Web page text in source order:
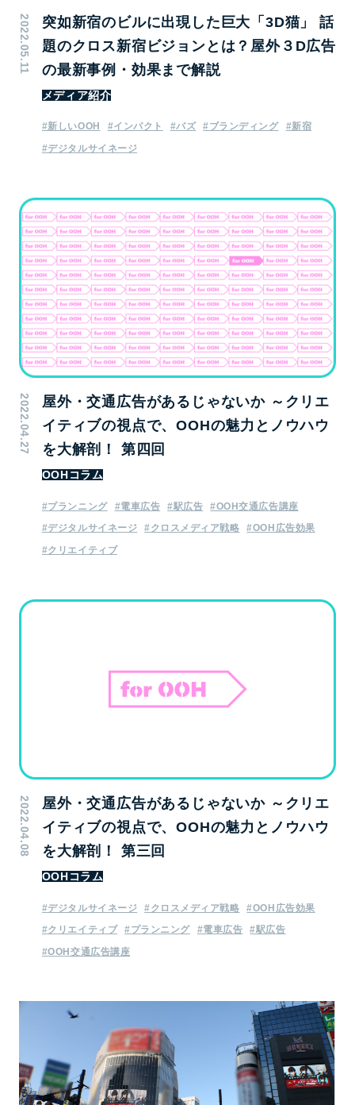
2022.05.11
突如新宿のビルに出現した巨大「3D猫」 話
題のクロス新宿ビジョンとは？屋外３D広告
の最新事例・効果まで解説
メディア紹介
#新しいOOH #インパクト #バズ #ブランディング
#新宿
#デジタルサイネージ
2022.04.27
屋外・交通広告があるじゃないか ～クリエ
イティブの視点で、OOHの魅力とノウハウ
を大解剖！ 第四回
OOHコラム
#プランニング #電車広告 #駅広告
#OOH交通広告講座
#デジタルサイネージ
#クロスメディア戦略
#OOH広告効果
#クリエイティブ
2022.04.08
屋外・交通広告があるじゃないか ～クリエ
イティブの視点で、OOHの魅力とノウハウ
を大解剖！ 第三回
OOHコラム
#デジタルサイネージ #クロスメディア戦略
#OOH広告効果
#クリエイティブ
#プランニング #電車広告
#駅広告
#OOH交通広告講座